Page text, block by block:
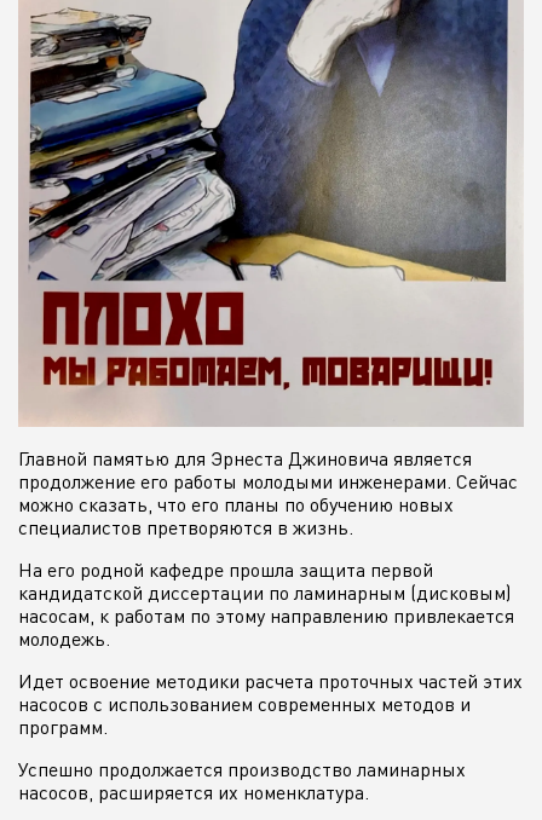
Главной памятью для Эрнеста Джиновича является
продолжение его работы молодыми инженерами. Сейчас
можно сказать, что его планы по обучению новых
специалистов претворяются в жизнь.
На его родной кафедре прошла защита первой
кандидатской диссертации по ламинарным (дисковым)
насосам, к работам по этому направлению привлекается
молодежь.
Идет освоение методики расчета проточных частей этих
насосов с использованием современных методов и
программ.
Успешно продолжается производство ламинарных
насосов, расширяется их номенклатура.